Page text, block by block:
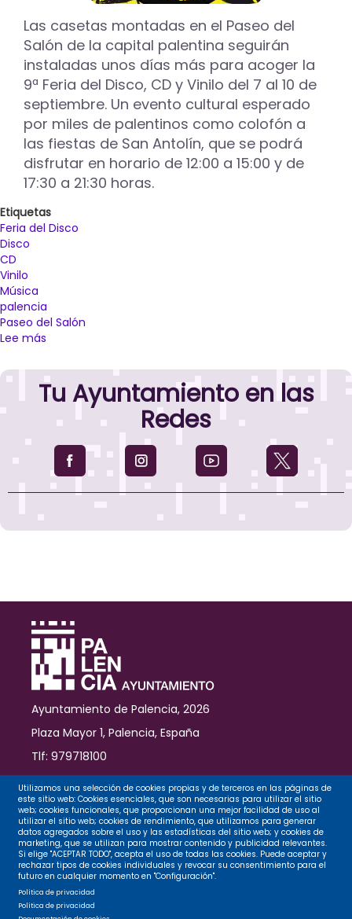
Palencia
Las casetas montadas en el Paseo del
Salón de la capital palentina seguirán
instaladas unos días más para acoger la
9ª Feria del Disco, CD y Vinilo del 7 al 10 de
septiembre. Un evento cultural esperado
por miles de palentinos como colofón a
las fiestas de San Antolín, que se podrá
disfrutar en horario de 12:00 a 15:00 y de
17:30 a 21:30 horas.
Etiquetas
Feria del Disco
Disco
CD
Vinilo
Música
palencia
Paseo del Salón
Lee más
Paseo
del
Salón
10
de
la
CD
y
Vinilo
de
Palencia
Tu Ayuntamiento en las
Redes
Ayuntamiento de Palencia, 2026
Plaza Mayor 1, Palencia, España
Tlf: 979718100
Contacto
Legal
Privacidad
Utilizamos una selección de cookies propias y de terceros en las páginas de
este sitio web: Cookies esenciales, que son necesarias para utilizar el sitio
web; cookies funcionales, que proporcionan una mejor facilidad de uso al
utilizar el sitio web; cookies de rendimiento, que utilizamos para generar
datos agregados sobre el uso y las estadísticas del sitio web; y cookies de
marketing, que se utilizan para mostrar contenido y publicidad relevantes.
Si elige "ACEPTAR TODO", acepta el uso de todas las cookies. Puede aceptar y
rechazar tipos de cookies individuales y revocar su consentimiento para el
futuro en cualquier momento en "Configuración".
Política de privacidad
Política de privacidad